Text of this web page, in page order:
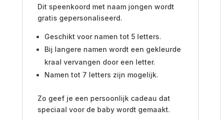
Dit speenkoord met naam jongen wordt
gratis gepersonaliseerd.
Geschikt voor namen tot 5 letters.
Bij langere namen wordt een gekleurde
kraal vervangen door een letter.
Namen tot 7 letters zijn mogelijk.
Zo geef je een persoonlijk cadeau dat
speciaal voor de baby wordt gemaakt.